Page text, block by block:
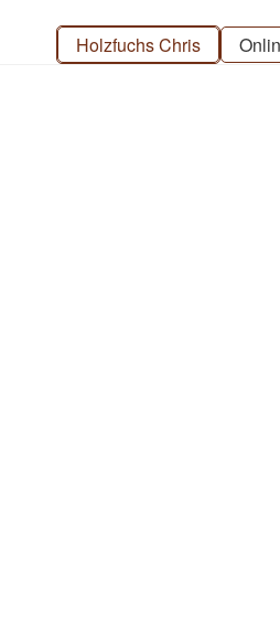
Navigation
springen
Inhalt
springen
Holzfuchs Chris